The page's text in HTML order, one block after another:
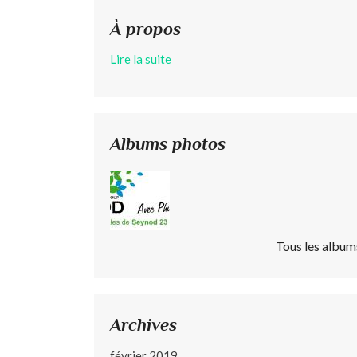
À propos
Lire la suite
Albums photos
Tous les
Archives